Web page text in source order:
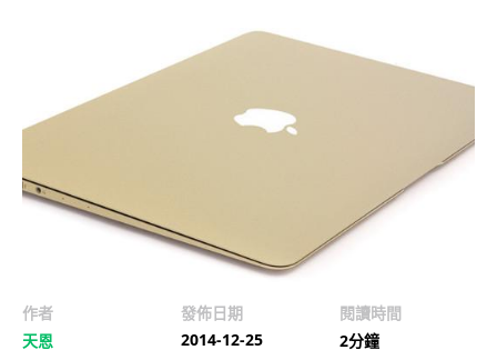
作者
天恩
發佈日期
2014-12-25
閱讀時間
2分鐘